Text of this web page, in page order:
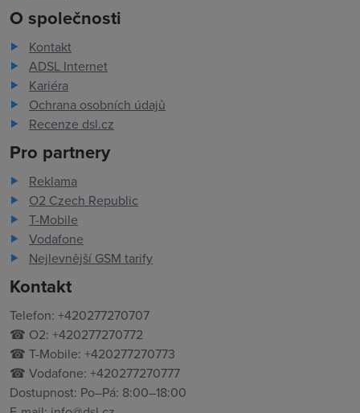
O společnosti
Kontakt
ADSL Internet
Kariéra
Ochrana osobních údajů
Recenze dsl.cz
Pro partnery
Reklama
O2 Czech Republic
T-Mobile
Vodafone
Nejlevnější GSM tarify
Kontakt
Telefon: +420277270707
☎ O2: +420277270772
☎ T-Mobile: +420277270773
☎ Vodafone: +420277270777
Dostupnost: Po–Pá: 8:00–18:00